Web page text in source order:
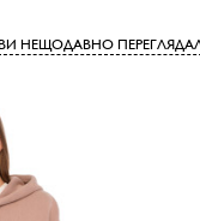
НЕЩОДАВНО